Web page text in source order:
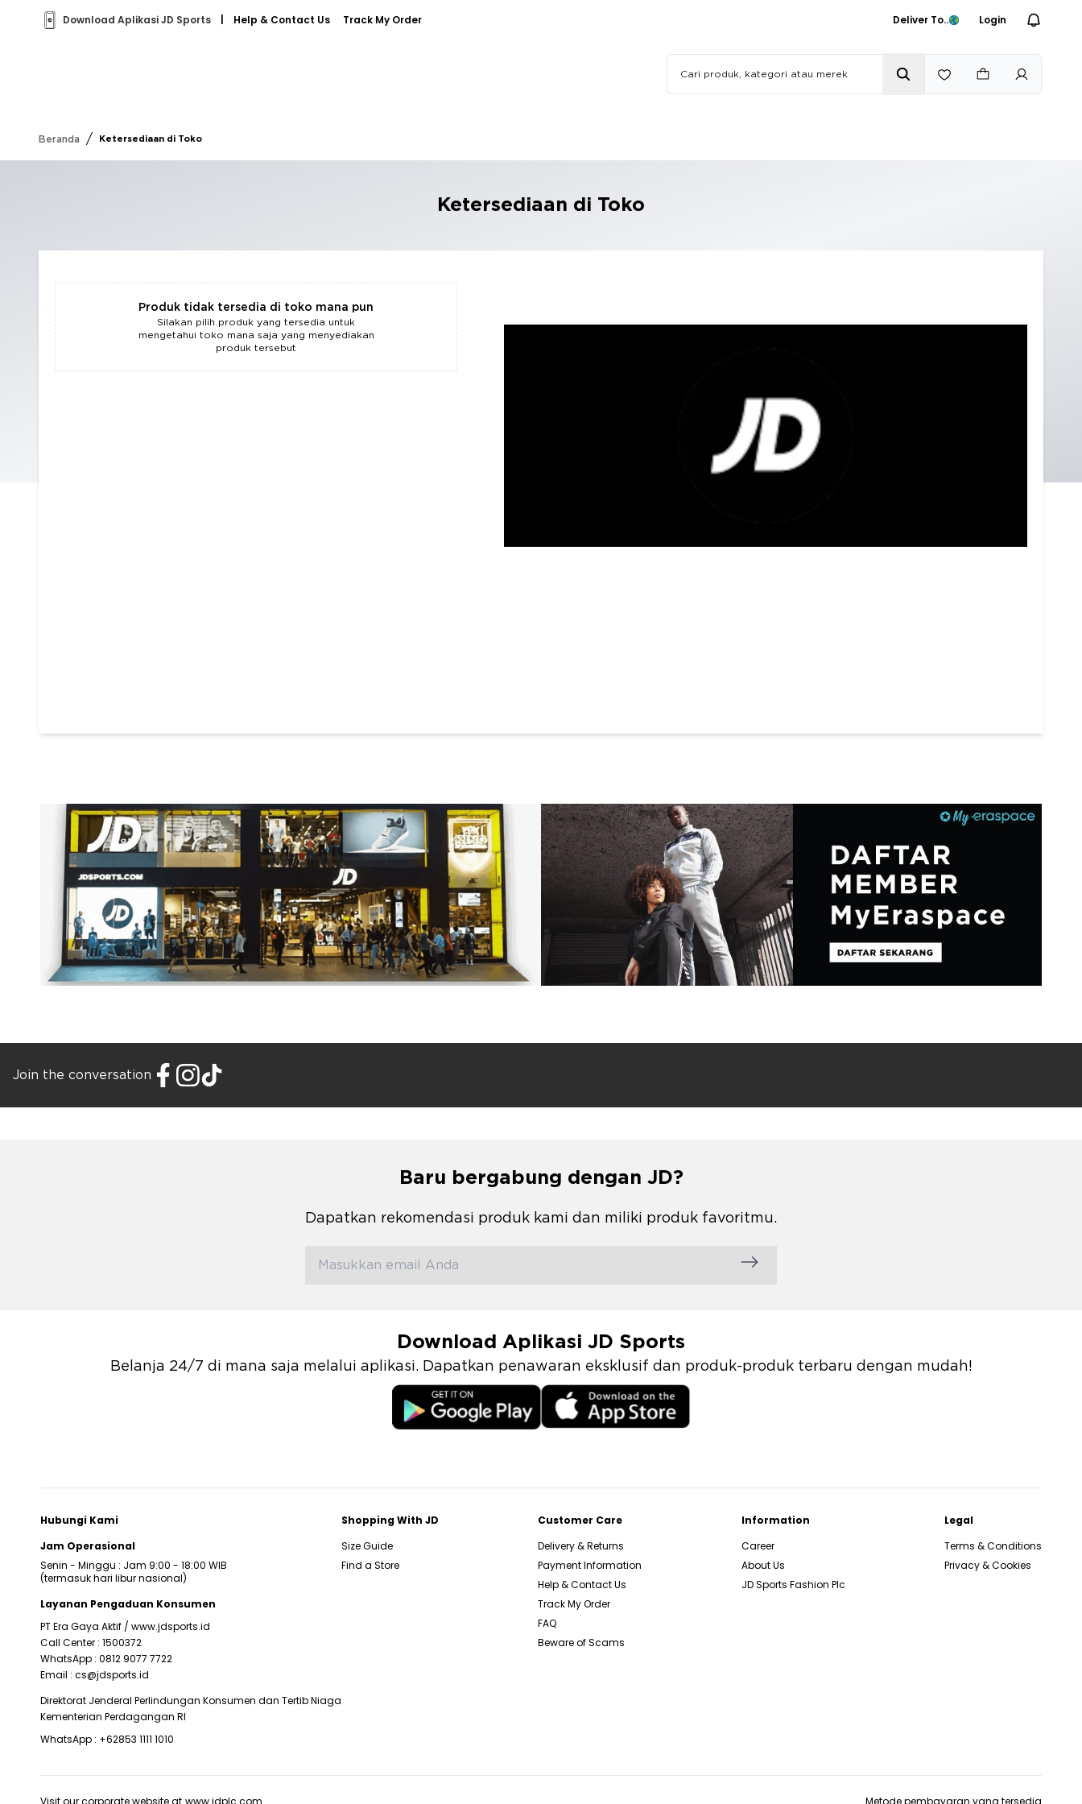
Download Aplikasi JD Sports Help & Contact Us Track My Order Deliver To.. Login
Beranda / Ketersediaan di Toko
Ketersediaan di Toko
Produk tidak tersedia di toko mana pun
Silakan pilih produk yang tersedia untuk
mengetahui toko mana saja yang menyediakan
produk tersebut
Join the conversation
Baru bergabung dengan JD?
Dapatkan rekomendasi produk kami dan miliki produk favoritmu.
Download Aplikasi JD Sports
Belanja 24/7 di mana saja melalui aplikasi. Dapatkan penawaran eksklusif dan produk-produk terbaru dengan mudah!
Hubungi Kami
Jam Operasional
Senin - Minggu : Jam 9:00 - 18:00 WIB
(termasuk hari libur nasional)
Layanan Pengaduan Konsumen
PT Era Gaya Aktif / www.jdsports.id
Call Center : 1500372
WhatsApp : 0812 9077 7722
Email : cs@jdsports.id
Direktorat Jenderal Perlindungan Konsumen dan Tertib Niaga
Kementerian Perdagangan RI
WhatsApp : +62853 1111 1010
Shopping With JD
Size Guide
Find a Store
Customer Care
Delivery & Returns
Payment Information
Help & Contact Us
Track My Order
FAQ
Beware of Scams
Information
Career
About Us
JD Sports Fashion Plc
Legal
Terms & Conditions
Privacy & Cookies
Visit our corporate website at www.jdplc.com Metode pembayaran yang tersedia